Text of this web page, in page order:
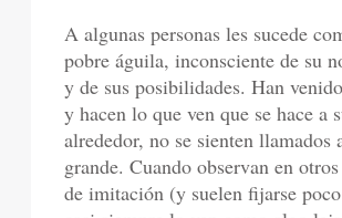
A algunas personas les sucede
pobre águila, inconsciente de su
y de sus posibilidades. Han
y hacen lo que ven que se hace a
alrededor, no se sienten llamados
grande. Cuando observan en
de imitación (y suelen fijarse